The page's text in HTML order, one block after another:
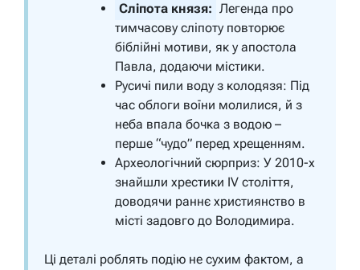
Сліпота князя: Легенда про
тимчасову сліпоту повторює
біблійні мотиви, як у апостола
Павла, додаючи містики.
Русичі пили воду з колодязя: Під
час облоги воїни молилися, й з
неба впала бочка з водою –
перше “чудо” перед хрещенням.
Археологічний сюрприз: У 2010-х
знайшли хрестики IV століття,
доводячи раннє християнство в
місті задовго до Володимира.
Ці деталі роблять подію не сухим фактом, а